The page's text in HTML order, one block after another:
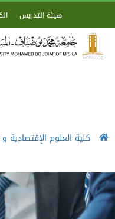
هيئة التدريس
كلية العلوم الإقتصادية